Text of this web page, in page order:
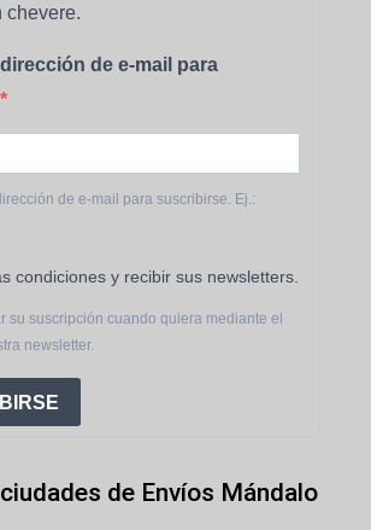
chevere.
de e-mail para
de e-mail para suscribirse. Ej.:
condiciones y recibir sus newsletters.
su suscripción cuando quiera mediante el
newsletter.
de Envíos Mándalo